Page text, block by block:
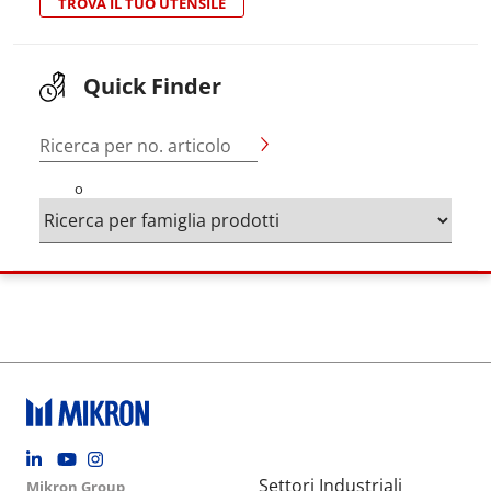
Quick Finder
Ricerca per no. articolo
o
Footer social
Mikron Group Settori Industriali